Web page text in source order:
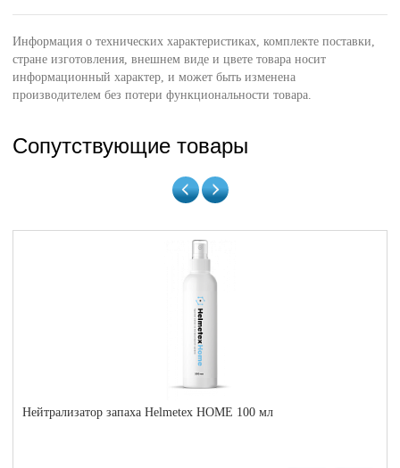
Информация о технических характеристиках, комплекте поставки,
стране изготовления, внешнем виде и цвете товара носит
информационный характер, и может быть изменена
производителем без потери функциональности товара.
Сопутствующие товары
Нейтрализатор запаха Helmetex HOME 100 мл